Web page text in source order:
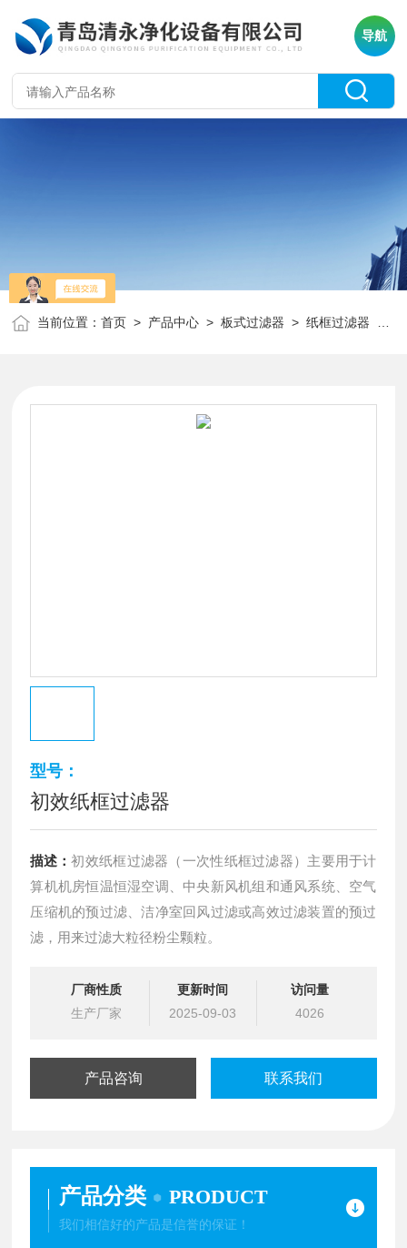
导航
当前位置：首页 > 产品中心 >板式过滤器 >纸框过滤器
型号：
初效纸框过滤器
描述：初效纸框过滤器（一次性纸框过滤器）主要用于计
算机机房恒温恒湿空调、中央新风机组和通风系统、空气
压缩机的预过滤、洁净室回风过滤或高效过滤装置的预过
滤，用来过滤大粒径粉尘颗粒。
厂商性质
生产厂家
更新时间
2025-09-03
访问量
4026
产品咨询 联系我们
产品分类 PRODUCT
我们相信好的产品是信誉的保证！